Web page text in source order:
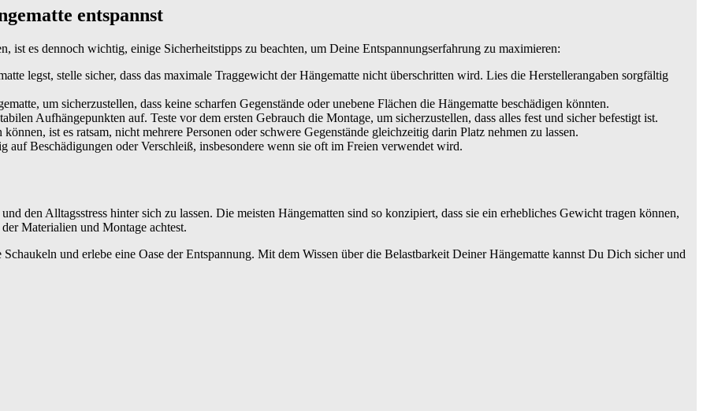
entspannst
ist es dennoch wichtig, einige Sicherheitstipps zu beachten, um Deine Entspannungserfahrung zu maximieren:
legst, stelle sicher, dass das maximale Traggewicht der Hängematte nicht überschritten wird. Lies die Herstellerangaben sorgfältig
um sicherzustellen, dass keine scharfen Gegenstände oder unebene Flächen die Hängematte beschädigen könnten.
Aufhängepunkten auf. Teste vor dem ersten Gebrauch die Montage, um sicherzustellen, dass alles fest und sicher befestigt ist.
ist es ratsam, nicht mehrere Personen oder schwere Gegenstände gleichzeitig darin Platz nehmen zu lassen.
auf Beschädigungen oder Verschleiß, insbesondere wenn sie oft im Freien verwendet wird.
den Alltagsstress hinter sich zu lassen. Die meisten Hängematten sind so konzipiert, dass sie ein erhebliches Gewicht tragen können,
Materialien und Montage achtest.
und erlebe eine Oase der Entspannung. Mit dem Wissen über die Belastbarkeit Deiner Hängematte kannst Du Dich sicher und